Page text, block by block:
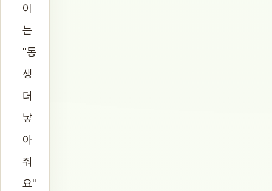
이
는
"동
생
더
낳
아
줘
요"